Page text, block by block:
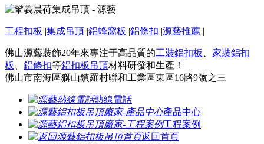
工程扣板 |集成吊頂 |鋁蜂窩板 |鋁條扣 |源藝推薦 |
佛山源藝裝飾20年來專注于高品質的工裝鋁扣板
家裝鋁扣
板
鋁條扣等鋁扣板吊頂材料研發和生產！
佛山市南海區獅山鎮羅村聯和工業區東區16路9號之三
熱線電話
產品中心
工程案例
返回首頁